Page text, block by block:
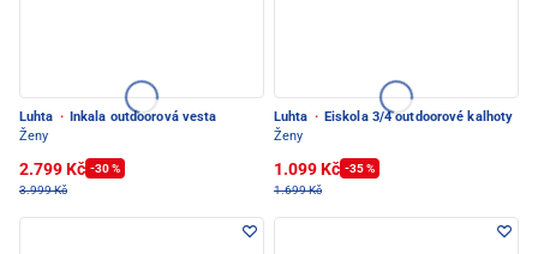
Luhta ·
Inkala outdoorová vesta
Ženy
2.799 Kč -30 %
3.999 Kč
Luhta · Eiskola 3/4 outdoorové kalhoty
Ženy
1.099 Kč -35 %
1.699 Kč